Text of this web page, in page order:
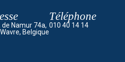
de Namur 74a,
Belgique
Téléphone
010 40 14 14